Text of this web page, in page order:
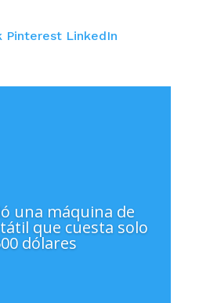
Pinterest LinkedIn
una máquina de
que cuesta solo
dólares